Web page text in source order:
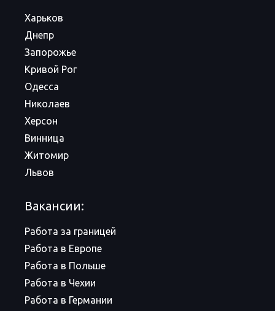
Харьков
Днепр
Запорожье
Кривой Рог
Одесса
Николаев
Херсон
Винница
Житомир
Львов
Вакансии:
Работа за границей
Работа в Европе
Работа в Польше
Работа в Чехии
Работа в Германии